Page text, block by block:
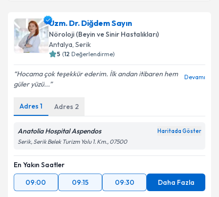
Uzm. Dr. Diğdem Sayın
Nöroloji (Beyin ve Sinir Hastalıkları)
Antalya, Serik
5 (12 Değerlendirme)
Hocama çok teşekkür ederim. İlk andan itibaren hem
güler yüzü...
Devamı
Adres 1 Adres 2
Anatolia Hospital Aspendos Haritada Göster
Serik, Serik Belek Turizm Yolu 1. Km., 07500
En Yakın Saatler
09:00
09:15 09:30 Daha Fazla